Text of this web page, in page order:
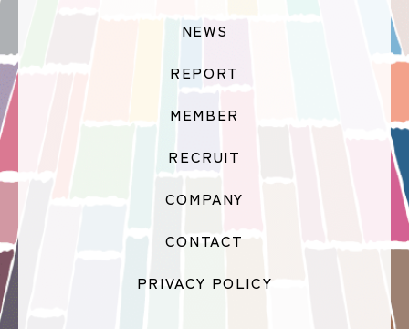
NEWS
REPORT
MEMBER
RECRUIT
COMPANY
CONTACT
PRIVACY POLICY